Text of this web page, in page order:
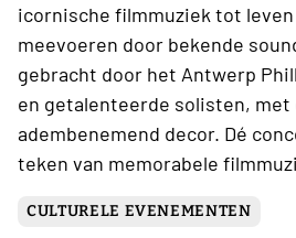
icornische filmmuziek tot
meevoeren door bekende
gebracht door het Antwerp
en getalenteerde solisten, met
adembenemend decor. Dé
teken van memorabele
CULTURELE EVENEMENTEN